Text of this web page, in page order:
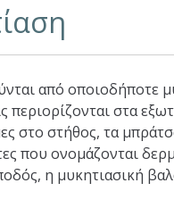
από οποιοδήποτε
περιορίζονται στα
στο στήθος, τα
που ονομάζονται
η μυκητιασική